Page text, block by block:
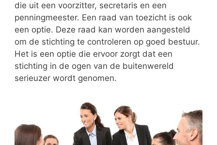
die uit een voorzitter, secretaris en een
penningmeester. Een raad van toezicht is ook
een optie. Deze raad kan worden aangesteld
om de stichting te controleren op goed bestuur.
Het is een optie die ervoor zorgt dat een
stichting in de ogen van de buitenwereld
serieuzer wordt genomen.